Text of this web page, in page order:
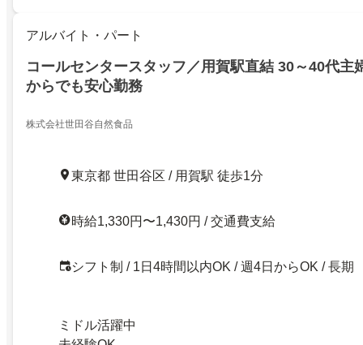
アルバイト・パート
コールセンタースタッフ／用賀駅直結 30～40代主
からでも安心勤務
株式会社世田谷自然食品
東京都 世田谷区 / 用賀駅 徒歩1分
時給1,330円〜1,430円 / 交通費支給
シフト制 / 1日4時間以内OK / 週4日からOK / 長期
ミドル活躍中